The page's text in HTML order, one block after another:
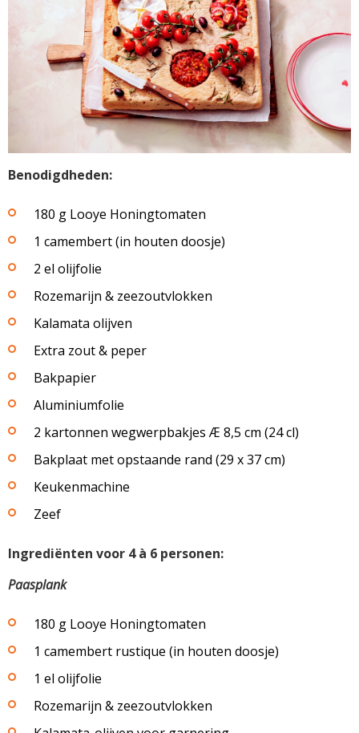
Benodigdheden:
180 g Looye Honingtomaten
1 camembert (in houten doosje)
2 el olijfolie
Rozemarijn & zeezoutvlokken
Kalamata olijven
Extra zout & peper
Bakpapier
Aluminiumfolie
2 kartonnen wegwerpbakjes Æ 8,5 cm (24 cl)
Bakplaat met opstaande rand (29 x 37 cm)
Keukenmachine
Zeef
Ingrediënten voor 4 à 6 personen:
Paasplank
180 g Looye Honingtomaten
1 camembert rustique (in houten doosje)
1 el olijfolie
Rozemarijn & zeezoutvlokken